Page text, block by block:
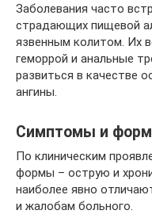
Заболевания часто
страдающих пищевой
язвенным колитом. Их
геморрой и анальные
развиться в качестве
ангины.
Симптомы и
По клиническим
формы – острую и
наиболее явно
и жалобам больного.